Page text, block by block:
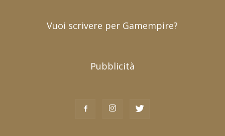
Vuoi scrivere per Gamempire?
Pubblicità